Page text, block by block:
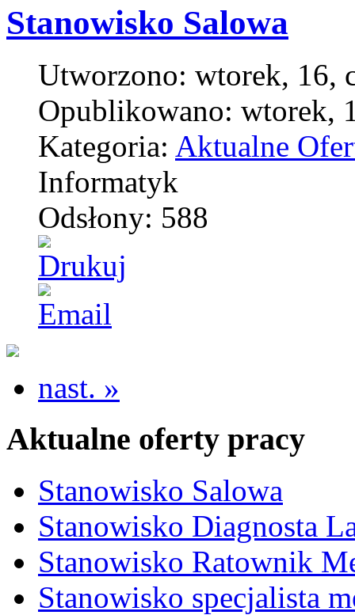
Stanowisko Salowa
Utworzono: wtorek, 16,
Opublikowano: wtorek,
Kategoria: Aktualne
Informatyk
Odsłony: 588
nast. »
Aktualne oferty pracy
Stanowisko Salowa
Stanowisko Diagnosta
Stanowisko Ratownik
Stanowisko specjalista